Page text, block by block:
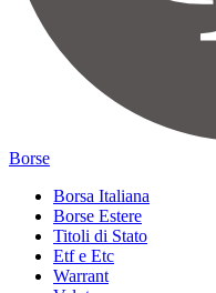
Borse
Borsa Italiana
Borse Estere
Titoli di Stato
Etf e Etc
Warrant